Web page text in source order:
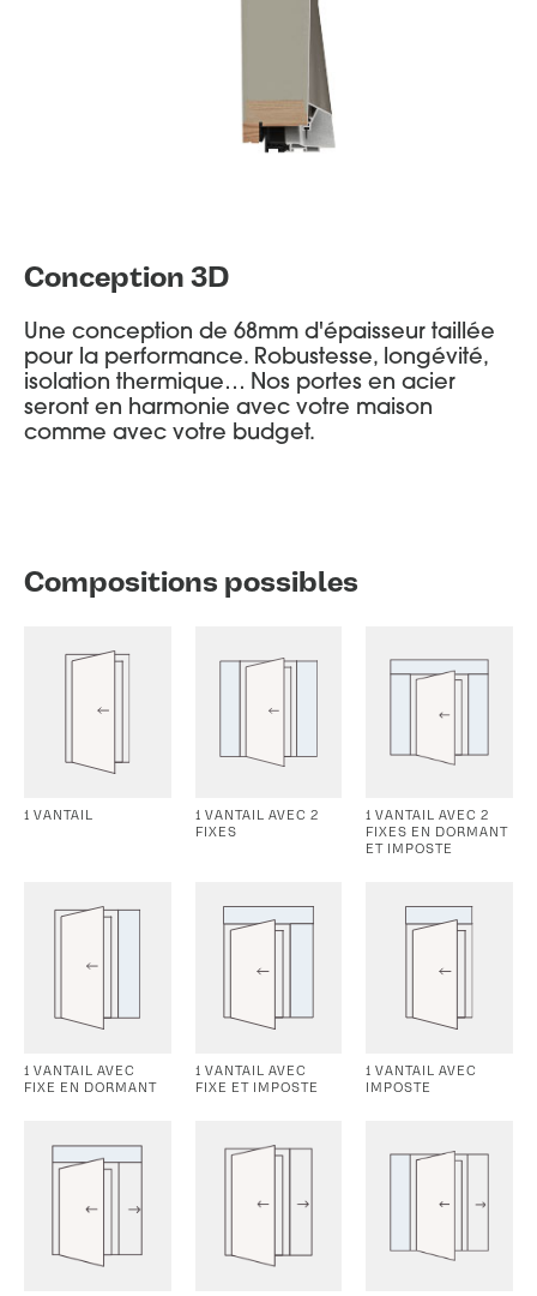
Conception 3D
Une conception de 68mm d'épaisseur taillée
pour la performance. Robustesse, longévité,
isolation thermique… Nos portes en acier
seront en harmonie avec votre maison
comme avec votre budget.
Compositions possibles
1 VANTAIL
1 VANTAIL AVEC 2
FIXES
1 VANTAIL AVEC 2
FIXES EN DORMANT
ET IMPOSTE
1 VANTAIL AVEC
FIXE EN DORMANT
1 VANTAIL AVEC
FIXE ET IMPOSTE
1 VANTAIL AVEC
IMPOSTE